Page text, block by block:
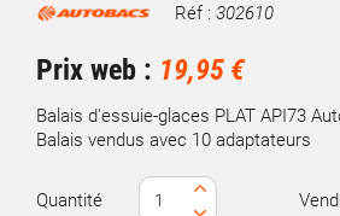
Marque Réf : 302610
Prix web : 19,95 €
Balais d'essuie-glaces PLAT API73
Balais vendus avec 10 adaptateurs
Quantité